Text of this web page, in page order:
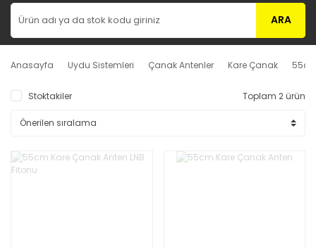
ARA
Anasayfa Uydu Sistemleri Çanak Antenler Kare Çanak
Stoktakiler Toplam 2 ürün